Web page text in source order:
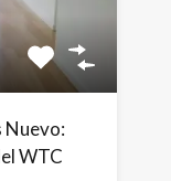
Nuevo:
WTC